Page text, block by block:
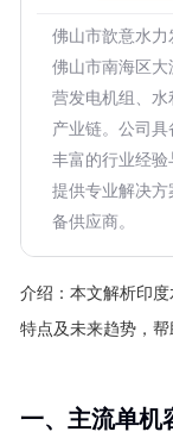
佛山市歆意水力
佛山市南海区
营发电机组、
产业链。公司
丰富的行业经
提供专业解决
备供应商。
介绍： 本文解析印
特点及未来趋势，帮
一、主流单机